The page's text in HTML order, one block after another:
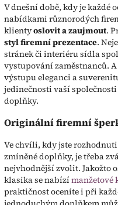
V dnešní době, kdy je každé
nabídkami různorodých
klientyoslovit a zaujmout.
styl firemní prezentace.
stránek či interiéru sídla
vystupování zaměstnanců.
výstupu eleganci a
jedinečnosti vaší
doplňky.
Originální firemní
Ve chvíli, kdy jste
zmíněné doplňky, je třeba
nejvhodnější zvolit. Jakožto
klasika se nabízí manžetové
praktičnost oceníte i při